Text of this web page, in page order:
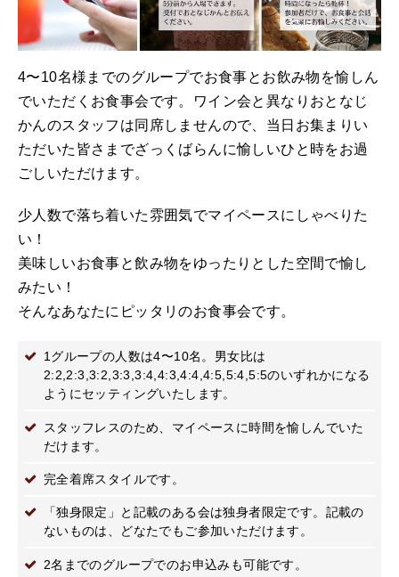
4〜10名様までのグループでお食事とお飲み物を愉しん
でいただくお食事会です。ワイン会と異なりおとなじ
かんのスタッフは同席しませんので、当日お集まりい
ただいた皆さまでざっくばらんに愉しいひと時をお過
ごしいただけます。
少人数で落ち着いた雰囲気でマイペースにしゃべりた
い！
美味しいお食事と飲み物をゆったりとした空間で愉し
みたい！
そんなあなたにピッタリのお食事会です。
1グループの人数は4〜10名。男女比は
2:2,2:3,3:2,3:3,3:4,4:3,4:4,4:5,5:4,5:5のいずれかになる
ようにセッティングいたします。
スタッフレスのため、マイペースに時間を愉しんでいた
だけます。
完全着席スタイルです。
「独身限定」と記載のある会は独身者限定です。記載の
ないものは、どなたでもご参加いただけます。
2名までのグループでのお申込みも可能です。